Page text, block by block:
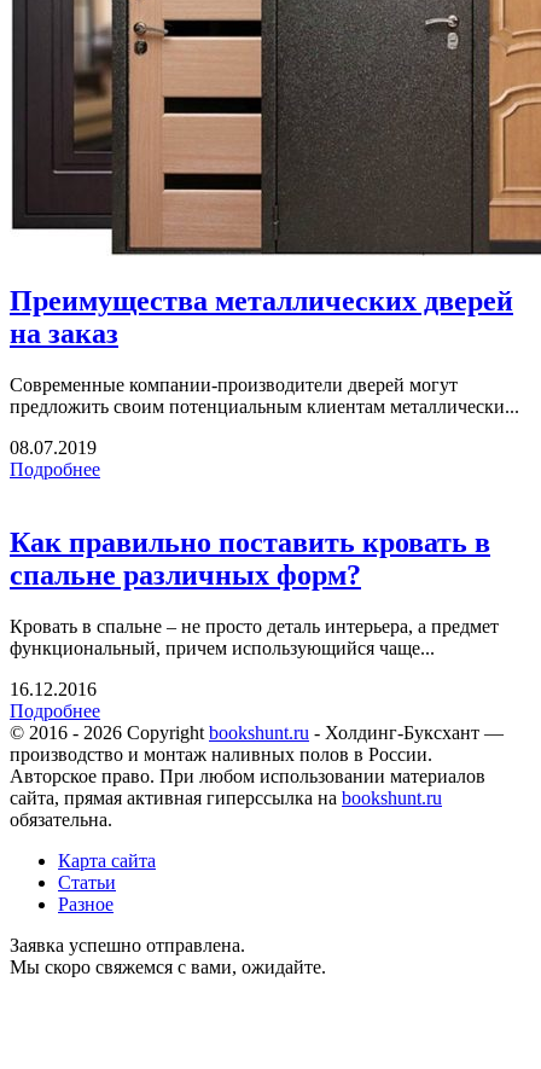
Преимущества металлических дверей
на заказ
Современные компании-производители дверей могут
предложить своим потенциальным клиентам металлически...
08.07.2019
Подробнее
Как правильно поставить кровать в
спальне различных форм?
Кровать в спальне – не просто деталь интерьера, а предмет
функциональный, причем использующийся чаще...
16.12.2016
Подробнее
© 2016 - 2026 Copyright bookshunt.ru - Холдинг-Буксхант —
производство и монтаж наливных полов в России.
Авторское право. При любом использовании материалов
сайта, прямая активная гиперссылка на bookshunt.ru
обязательна.
Карта сайта
Статьи
Разное
Заявка успешно отправлена.
Мы скоро свяжемся с вами, ожидайте.